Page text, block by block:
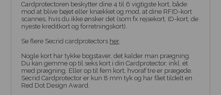
Cardprotectoren beskytter dine 4 til 6 vigtigste kort, både
mod at blive bøjet eller knækket og mod, at dine RFID-kort
scannes, hvis du ikke ønsker det (som fx rejsekort, ID-kort, de
nyeste kreditkort og forretningskort).
Se flere Secrid cardprotectors her.
Nogle kort har tykke bogstaver, det kalder man prægning.
Du kan gemme op til seks kort i din Cardprotector, inkl. ét
med prægning. Eller op til fem kort, hvoraf tre er prægede.
Secrid Cardprotector er kun 8 mm tyk og har fået tildelt en
Red Dot Design Award.